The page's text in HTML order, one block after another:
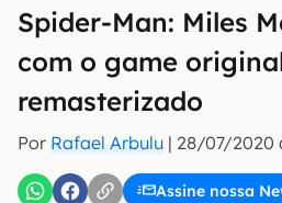
Spider-Man: Miles
com o game
remasterizado
Por Rafael Arbulu | 28/07/2020
Assine nossa
mão.
E-mail
inscreva-